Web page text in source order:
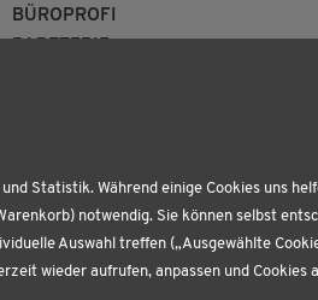
BÜROPROFI
Statistik. Während einige Cookies uns
notwendig. Sie können selbst
Auswahl treffen („Ausgewählte
wieder aufrufen, anpassen und